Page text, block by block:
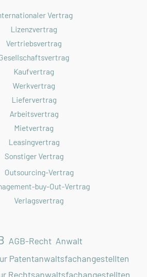
Vertrag
Lizenzvertrag
Vertriebsvertrag
Kaufvertrag
Werkvertrag
Liefervertrag
Arbeitsvertrag
Mietvertrag
Leasingvertrag
Sonstiger Vertrag
Outsourcing-Vertrag
buy-Out-Vertrag
Verlagsvertrag
AGB-Recht Anwalt
Patentanwaltsfachangestellten
Rechtsanwaltsfachangestellten